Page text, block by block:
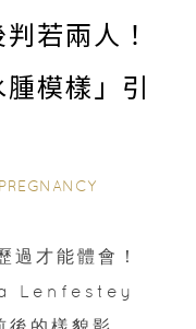
若兩人！
模樣」引
PREGNANCY
過才能體會！
Lenfestey